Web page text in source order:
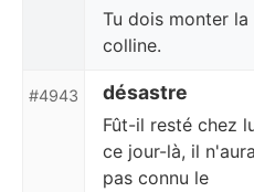
Tu dois monter la
colline.
#4943 désastre
Fût-il resté chez
ce jour-là, il
pas connu le